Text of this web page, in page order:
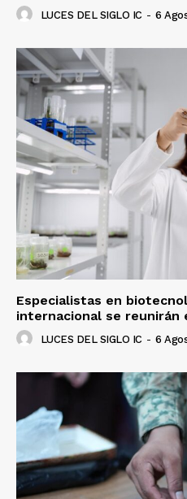
Del
LUCES DEL SIGLO IC - 6
Especialistas en
internacional se reunirán
LUCES DEL SIGLO IC - 6